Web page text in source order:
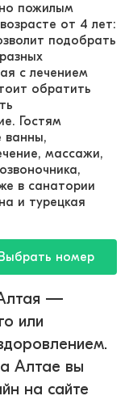
пожилым
от 4 лет:
подобрать
с лечением
обратить
Гостям
ванны,
массажи,
в санатории
и турецкая
Выбрать номер
—
или
Алтае вы
на сайте